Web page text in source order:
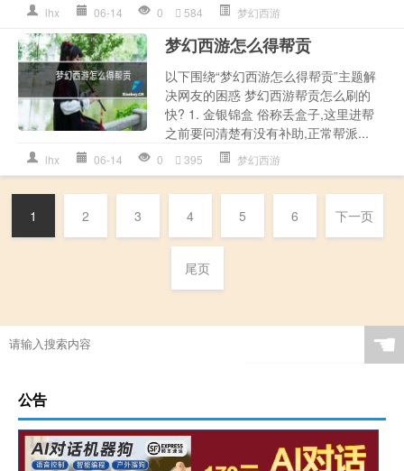
lhx 06-14 0 584 梦幻西游
梦幻西游怎么得帮贡
以下围绕“梦幻西游怎么得帮贡”主题解
决网友的困惑 梦幻西游帮贡怎么刷的
快? 1. 金银锦盒 俗称丢盒子,这里进帮
之前要问清楚有没有补助,正常帮派...
lhx 06-14 0 395 梦幻西游
1 2 3 4 5 6 下一页
尾页
☚
公告